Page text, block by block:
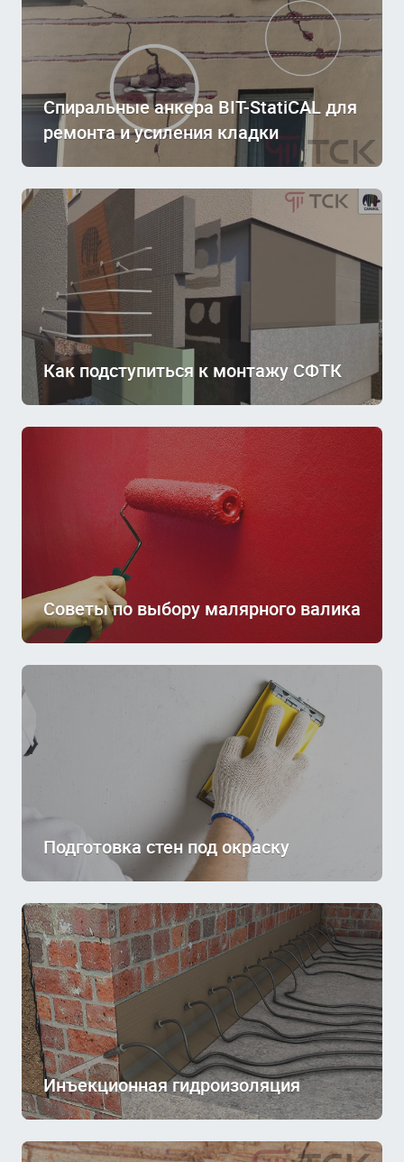
Спиральные анкера BIT-StatiCAL для
ремонта и усиления кладки
Как подступиться к монтажу СФТК
Советы по выбору малярного валика
Подготовка стен под окраску
Инъекционная гидроизоляция